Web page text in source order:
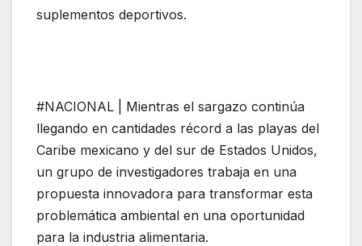
suplementos deportivos.
#NACIONAL | Mientras el sargazo continúa
llegando en cantidades récord a las playas del
Caribe mexicano y del sur de Estados Unidos,
un grupo de investigadores trabaja en una
propuesta innovadora para transformar esta
problemática ambiental en una oportunidad
para la industria alimentaria.